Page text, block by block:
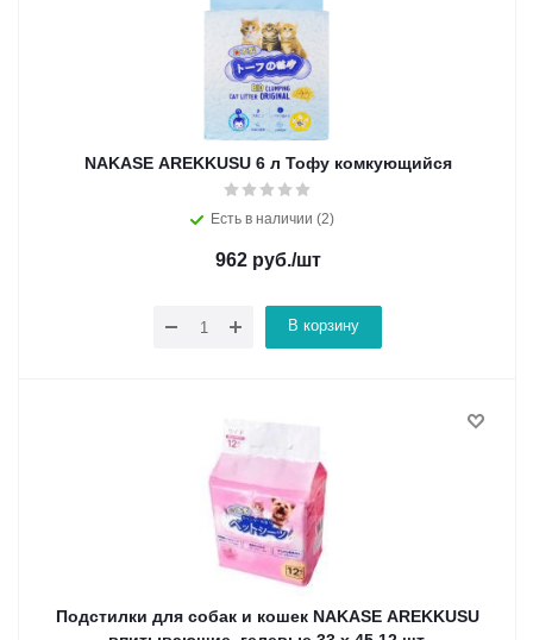
NAKASE AREKKUSU 6 л Тофу комкующийся
Есть в наличии (2)
962руб./шт
В корзину
Подстилки для собак и кошек NAKASE AREKKUSU